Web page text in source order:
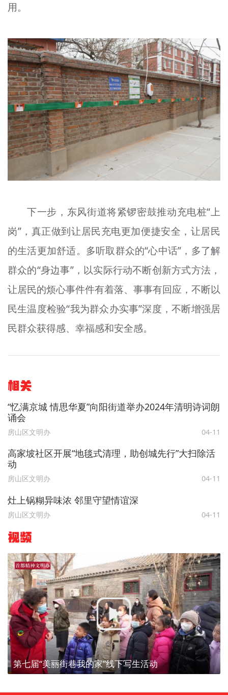
用。
下一步，东风街道将紧锣密鼓推动充电桩“上
岗”，真正做到让居民充电更加便捷安全，让居民
的生活更加舒适。多听取群众的“心中话”，多了解
群众的“身边事”，以实际行动不断创新方式方法，
让居民的烦心事件件有着落、事事有回应，不断以
民生温度检验“我为群众办实事”深度，不断增强居
民群众获得感、幸福感和安全感。
相关
“忆满京城 情思华夏”向阳街道举办2024年清明诗词朗
诵会
房山区文明办 04-11
高家坡社区开展“地毯式清理，助创城先行”大扫除活
动
房山区文明办 04-11
灶上锅糊异味浓 邻里守望情谊深
房山区文明办 04-11
视频
第七届“美丽街巷我的家”线下写生活动